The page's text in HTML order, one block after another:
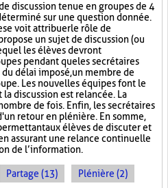
discussion tenue en groupes de 4
sur une question donnée.
se voit attribuer le rôle de
un sujet de discussion (ou
les élèves devront
pendant que les secrétaires
délai imposé, un membre de
Les nouvelles équipes font le
discussion est relancée. La
de fois. Enfin, les secrétaires
retour en plénière. En somme,
aux élèves de discuter et
assurant une relance continuelle
de l’information.
Partage (13) Plénière (2)